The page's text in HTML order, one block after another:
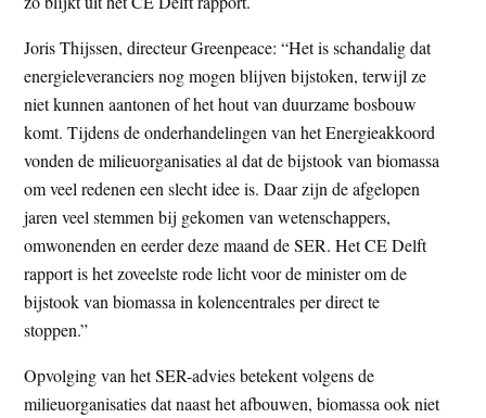
Joris Thijssen, directeur Greenpeace: “Het is schandalig dat
energieleveranciers nog mogen blijven bijstoken, terwijl ze
niet kunnen aantonen of het hout van duurzame bosbouw
komt. Tijdens de onderhandelingen van het Energieakkoord
vonden de milieuorganisaties al dat de bijstook van biomassa
om veel redenen een slecht idee is. Daar zijn de afgelopen
jaren veel stemmen bij gekomen van wetenschappers,
omwonenden en eerder deze maand de SER. Het CE Delft
rapport is het zoveelste rode licht voor de minister om de
bijstook van biomassa in kolencentrales per direct te
stoppen.”
Opvolging van het SER-advies betekent volgens de
milieuorganisaties dat naast het afbouwen, biomassa ook niet